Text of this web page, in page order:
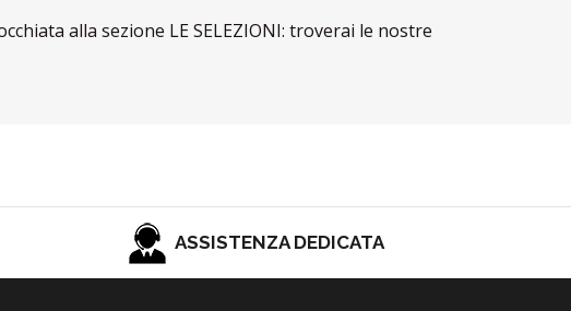
alla sezione LE SELEZIONI: troverai le nostre
ASSISTENZA DEDICATA